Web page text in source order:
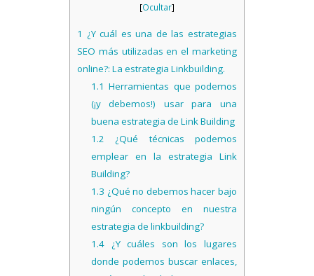
[Ocultar]
1 ¿Y cuál es una de las estrategias
SEO más utilizadas en el marketing
online?: La estrategia Linkbuilding.
1.1 Herramientas que podemos
(¡y debemos!) usar para una
buena estrategia de Link Building
1.2 ¿Qué técnicas podemos
emplear en la estrategia Link
Building?
1.3 ¿Qué no debemos hacer bajo
ningún concepto en nuestra
estrategia de linkbuilding?
1.4¿Y cuáles son los lugares
donde podemos buscar enlaces,